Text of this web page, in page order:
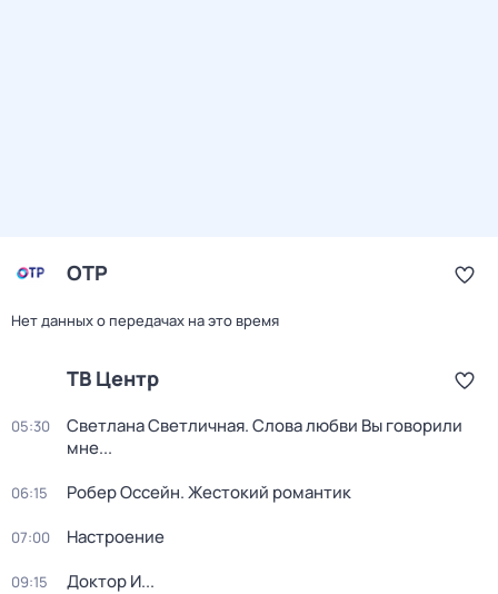
ОТР
Нет данных о передачах на это время
ТВ Центр
05:30
Светлана Светличная. Слова любви Вы говорили
мне...
06:15 Робер Оссейн. Жестокий романтик
07:00 Настроение
09:15 Доктор И...